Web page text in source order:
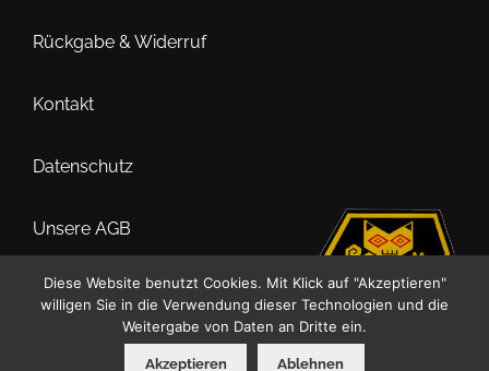
Rückgabe & Widerruf
Kontakt
Datenschutz
Unsere AGB
Impressum
Diese Website benutzt Cookies. Mit Klick auf "Akzeptieren"
willigen Sie in die Verwendung dieser Technologien und die
Weitergabe von Daten an Dritte ein.
Akzeptieren Ablehnen